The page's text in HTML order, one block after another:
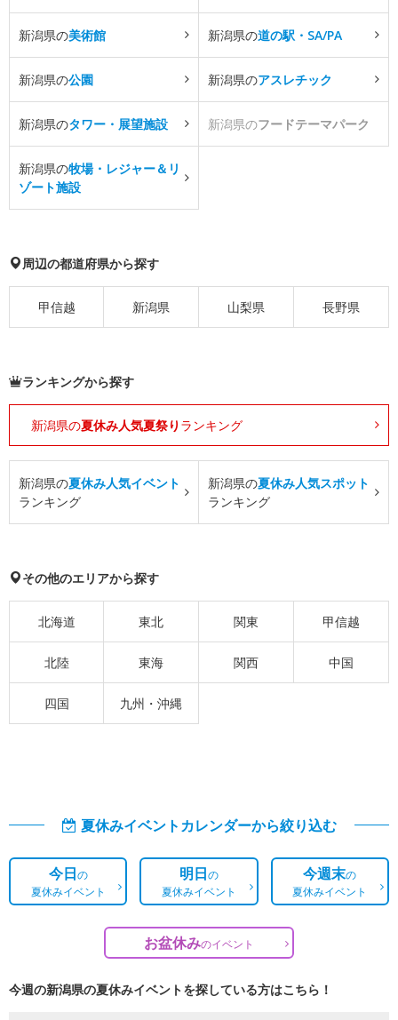
新潟県の美術館 新潟県の道の駅・SA/PA
新潟県の公園 新潟県のアスレチック
新潟県のタワー・展望施設 新潟県のフードテーマパーク
新潟県の牧場・レジャー＆リ
ゾート施設
周辺の都道府県から探す
甲信越 新潟県 山梨県 長野県
ランキングから探す
新潟県の夏休み人気夏祭り ランキング
新潟県の夏休み人気イベント
ランキング
新潟県の夏休み人気スポット
ランキング
その他のエリアから探す
北海道 東北 関東 甲信越
北陸 東海 関西 中国
四国 九州・沖縄
夏休みイベントカレンダーから絞り込む
今日の
夏休みイベント
明日の
夏休みイベント
今週末の
夏休みイベント
お盆休みのイベント
今週の新潟県の夏休みイベントを探している方はこちら！